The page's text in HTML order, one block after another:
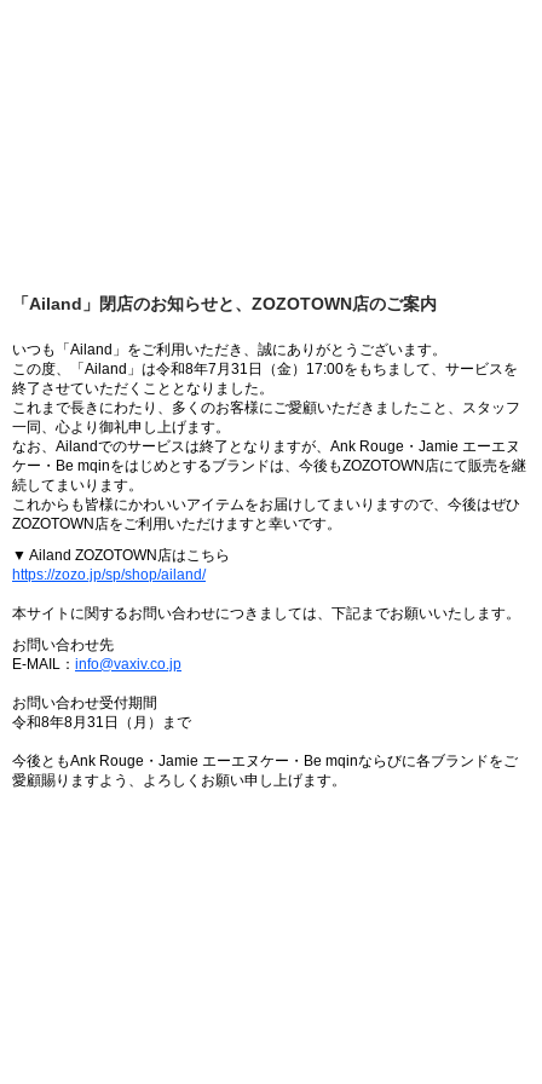
「Ailand」閉店のお知らせと、ZOZOTOWN店のご案内
いつも「Ailand」をご利用いただき、誠にありがとうございます。
この度、「Ailand」は令和8年7月31日（金）17:00をもちまして、サービスを
終了させていただくこととなりました。
これまで長きにわたり、多くのお客様にご愛顧いただきましたこと、スタッフ
一同、心より御礼申し上げます。
なお、Ailandでのサービスは終了となりますが、Ank Rouge・Jamie エーエヌ
ケー・Be mqinをはじめとするブランドは、今後もZOZOTOWN店にて販売を継
続してまいります。
これからも皆様にかわいいアイテムをお届けしてまいりますので、今後はぜひ
ZOZOTOWN店をご利用いただけますと幸いです。
▼ Ailand ZOZOTOWN店はこちら
https://zozo.jp/sp/shop/ailand/
本サイトに関するお問い合わせにつきましては、下記までお願いいたします。
お問い合わせ先
E-MAIL： info@vaxiv.co.jp
お問い合わせ受付期間
令和8年8月31日（月）まで
今後ともAnk Rouge・Jamie エーエヌケー・Be mqinならびに各ブランドをご
愛顧賜りますよう、よろしくお願い申し上げます。